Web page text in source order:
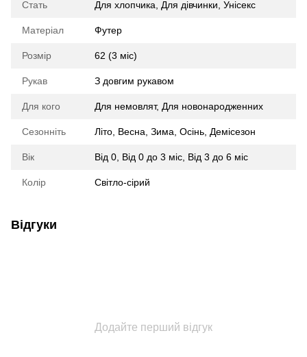
Стать Для хлопчика Для дівчинки Унісекс
Матеріал Футер
Розмір 62 (3 міс)
Рукав З довгим рукавом
Для кого Для немовлят, Для новонародженних
Сезонніть Літо Весна Зима Осінь Демісезон
Вік Від 0 Від 0 до 3 міс Від 3 до 6 міс
Колір Світло-сірий
Відгуки
Додайте перший відгук